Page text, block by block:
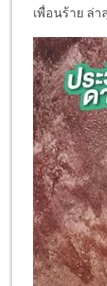
เพื่อนร้าย ล่า